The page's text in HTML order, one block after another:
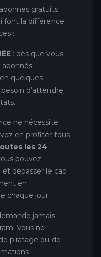
gratuits
font la différence
:
: dès que vous
quelques
d’attendre
ne nécessite
en profiter tous
les 24
pouvez
dépasser le cap
en
chaque jour.
jamais
Vous ne
piratage ou de